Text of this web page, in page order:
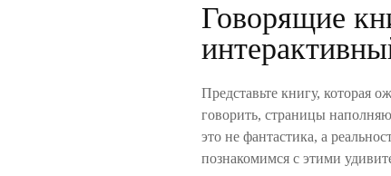
Говорящие
Представьте книгу, которая
говорить, страницы
это не фантастика, а
познакомимся с этими